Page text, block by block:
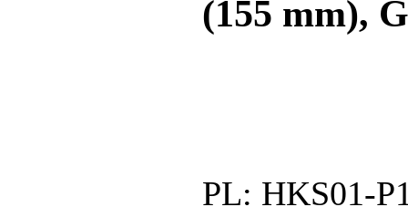
(155 mm),
PL: HKS01-